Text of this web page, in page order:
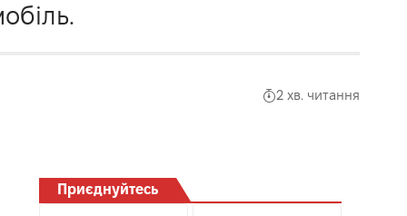
2 хв. читання
Приєднуйтесь